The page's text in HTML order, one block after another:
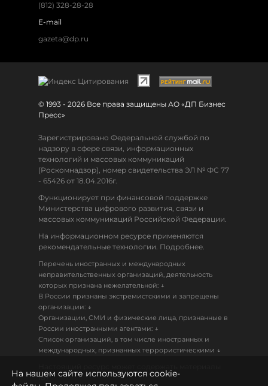
(812) 328-28-28
E-mail
gazeta@dp.ru
© 1993 - 2026 Все права защищены АО «ДП Бизнес
Пресс»
Зарегистрировано Федеральной службой по
надзору в сфере связи, информационных
технологий и массовых коммуникаций
(Роскомнадзор), номер свидетельства ЭЛ № ФС 77
- 65426 от 18.04.2016г.
Функционирует при финансовой поддержке
Министерства цифрового развития, связи и
массовых коммуникаций Российской Федерации.
На информационном ресурсе применяются
рекомендательные технологии. Подробнее.
Перечень иностранных и международных
неправительственных организаций, деятельность
которых признана нежелательной: ↓
В России признаны экстремистскими и запрещены
организации: ↓
Организации, СМИ и физические лица, признанные в
России иностранными агентами: ↓
Список организаций, в том числе иностранных и
международных, признанных террористическими ↓
18+
На нашем сайте используются cookie-